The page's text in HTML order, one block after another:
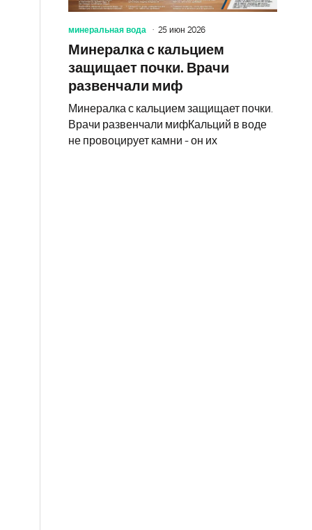
минеральная вода 25 июн 2026
Минералка с кальцием
защищает почки. Врачи
развенчали миф
Минералка с кальцием защищает почки.
Врачи развенчали мифКальций в воде
не провоцирует камни - он их